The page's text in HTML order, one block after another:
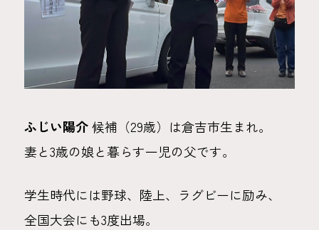
ふじい陽介候補（29歳）は倉吉市生まれ。
妻と3歳の娘と暮らす一児の父です。
学生時代には野球、陸上、ラグビーに励み、
全国大会にも3度出場。